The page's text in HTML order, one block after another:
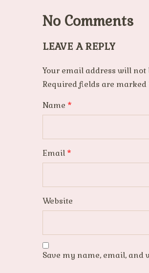
No Comments
LEAVE A REPLY
Your email address will not
Required fields are marked
Name *
Email *
Website
Save my name, email,